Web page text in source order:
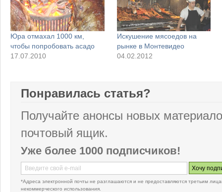
Юра отмахал 1000 км,
чтобы попробовать асадо
17.07.2010
Искушение мясоедов на
рынке в Монтевидео
04.02.2012
Понравилась статья?
Получайте анонсы новых
почтовый ящик.
Уже более 1000 подписчиков!
*Адреса электронной почты не разглашаются и не предоставляются третьим
некоммерческого использования.